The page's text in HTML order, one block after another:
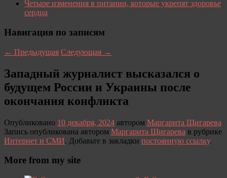
Четыре изменения в питании, которые укрепят здоровье
сердца
Навигация по записям
← Предыдущая Следующая →
Западный журналист высказался о
будущем России и Украины после
окончания конфликта
Опубликовано 10 декабря, 2024 автором Маргарита Щигарева
Запись опубликована автором Маргарита Щигарева в рубрике
Интернет и СМИ. Добавьте в закладки постоянную ссылку.
More from my site